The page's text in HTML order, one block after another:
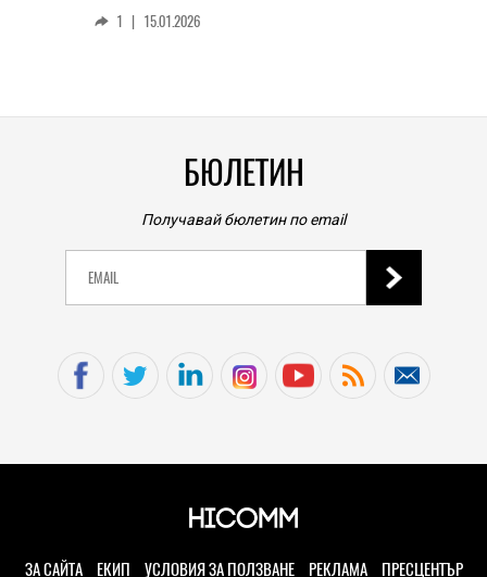
1 | 15.01.2026
БЮЛЕТИН
Получавай бюлетин по email
ЗА САЙТА ЕКИП УСЛОВИЯ ЗА ПОЛЗВАНЕ РЕКЛАМА ПРЕСЦЕНТЪР